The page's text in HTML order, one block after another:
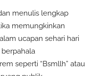
menulis lengkap
memungkinkan
ucapan sehari hari
seperti “Bsmllh” atau